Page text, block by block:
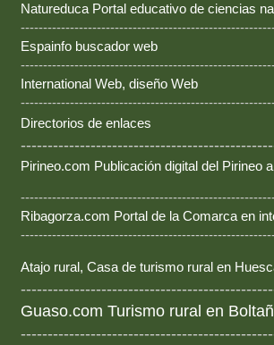
Natureduca Portal educativo de ciencias
Espainfo buscador web
International Web, diseño Web
Directorios de enlaces
Pirineo.com Publicación digital del Pirineo
Ribagorza.com Portal de la Comarca en
Atajo rural, Casa de turismo rural en
Guaso.com Turismo rural en